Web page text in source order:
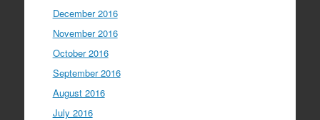
December 2016
November 2016
October 2016
September 2016
August 2016
July 2016